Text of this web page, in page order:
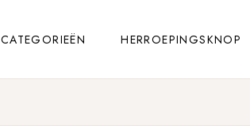
CATEGORIEËN HERROEPINGSKNOP